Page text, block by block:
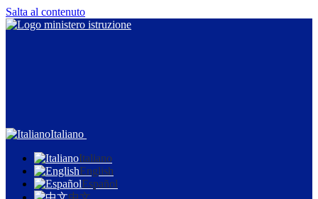
Salta al contenuto
Italiano
Italiano
English
Español